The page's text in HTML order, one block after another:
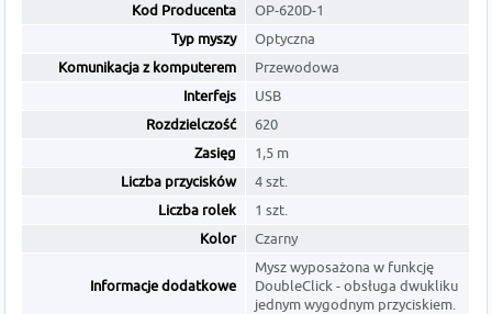
Kod Producenta
OP-620D-1
Typ myszy
Optyczna
Komunikacja z komputerem
Przewodowa
Interfejs
USB
Rozdzielczość
620
Zasięg
1,5 m
Liczba przycisków
4 szt.
Liczba rolek
1 szt.
Kolor
Czarny
Informacje dodatkowe
Mysz wyposażona w funkcję
DoubleClick - obsługa dwukliku
jednym wygodnym przyciskiem.